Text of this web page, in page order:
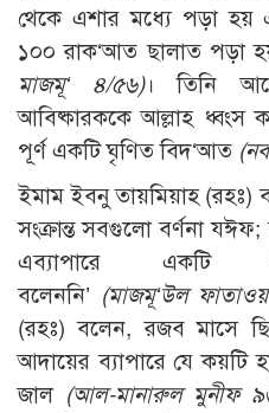
থেকে এশার মধ্যে পড়া হয়
১০০ রাক‘আত ছালাত পড়া
মাজমূ‘ ৪/৫৬)। তিনি
আবিষ্কারককে আল্লাহ ধ্বংস
পূর্ণ একটি ঘৃণিত বিদ‘আত
ইমাম ইবনু তায়মিয়াহ (রহঃ)
সংক্রান্ত সবগুলো বর্ণনা যঈফ;
এব্যাপারে একটি
বলেননি’ (মাজমূ‘উল
(রহঃ) বলেন, রজব মাসে
আদায়ের ব্যাপারে যে কয়টি
জাল (আল-মানারুল মুনীফ